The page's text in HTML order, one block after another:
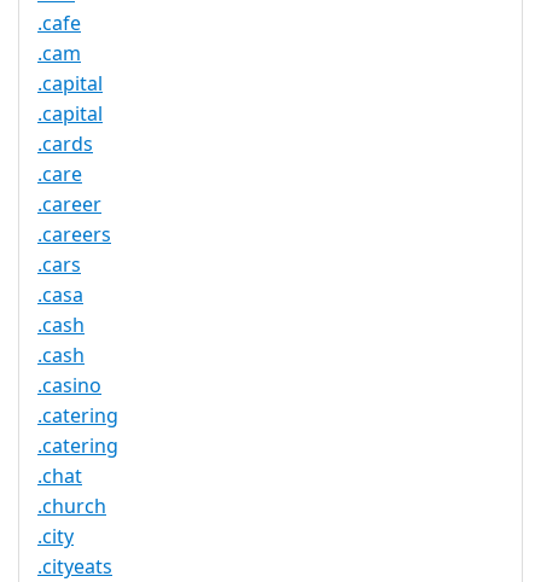
.cafe
.cam
.capital
.capital
.cards
.care
.career
.careers
.cars
.casa
.cash
.cash
.casino
.catering
.catering
.chat
.church
.city
.cityeats